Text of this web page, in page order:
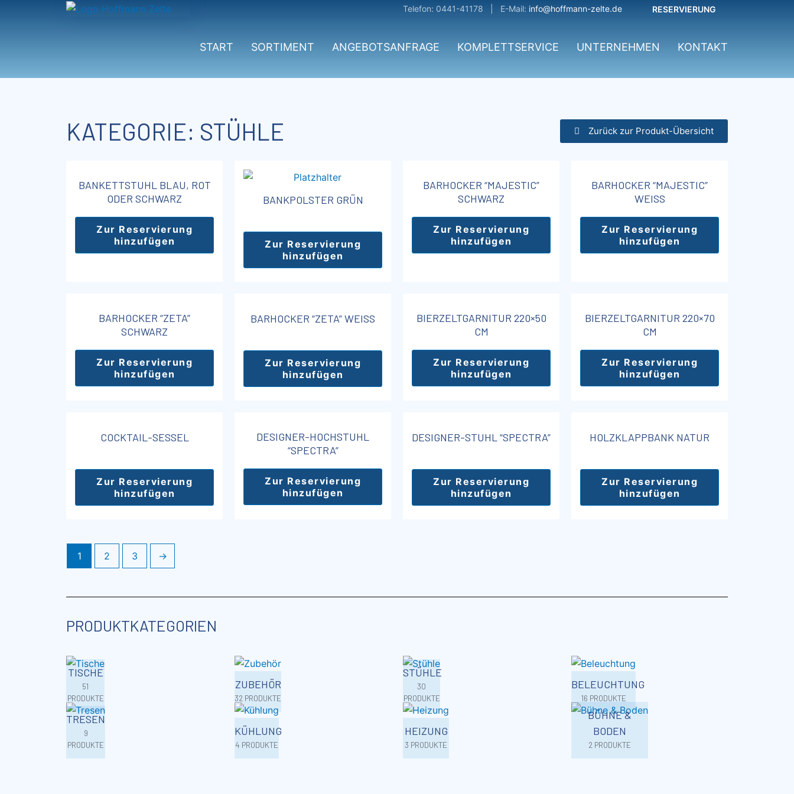
Telefon: 0441-41178 | E-Mail: info@hoffmann-zelte.de RESERVIERUNG
START SORTIMENT ANGEBOTSANFRAGE KOMPLETTSERVICE UNTERNEHMEN KONTAKT
KATEGORIE: STÜHLE Zurück zur Produkt-Übersicht
BANKETTSTUHL BLAU, ROT
ODER SCHWARZ
Zur Reservierung
hinzufügen
BANKPOLSTER GRÜN
Zur Reservierung
hinzufügen
BARHOCKER “MAJESTIC”
SCHWARZ
Zur Reservierung
hinzufügen
BARHOCKER “MAJESTIC”
WEISS
Zur Reservierung
hinzufügen
BARHOCKER “ZETA”
SCHWARZ
Zur Reservierung
hinzufügen
BARHOCKER “ZETA” WEISS
Zur Reservierung
hinzufügen
BIERZELTGARNITUR 220×50
CM
Zur Reservierung
hinzufügen
BIERZELTGARNITUR 220×70
CM
Zur Reservierung
hinzufügen
COCKTAIL-SESSEL
Zur Reservierung
hinzufügen
DESIGNER-HOCHSTUHL
“SPECTRA”
Zur Reservierung
hinzufügen
DESIGNER-STUHL “SPECTRA”
Zur Reservierung
hinzufügen
HOLZKLAPPBANK NATUR
Zur Reservierung
hinzufügen
1 2 3 →
PRODUKTKATEGORIEN
TISCHE
51
PRODUKTE
ZUBEHÖR
32 PRODUKTE
STÜHLE
30
PRODUKTE
BELEUCHTUNG
16 PRODUKTE
TRESEN
9
PRODUKTE
KÜHLUNG
4 PRODUKTE
HEIZUNG
3 PRODUKTE
BÜHNE &
BODEN
2 PRODUKTE